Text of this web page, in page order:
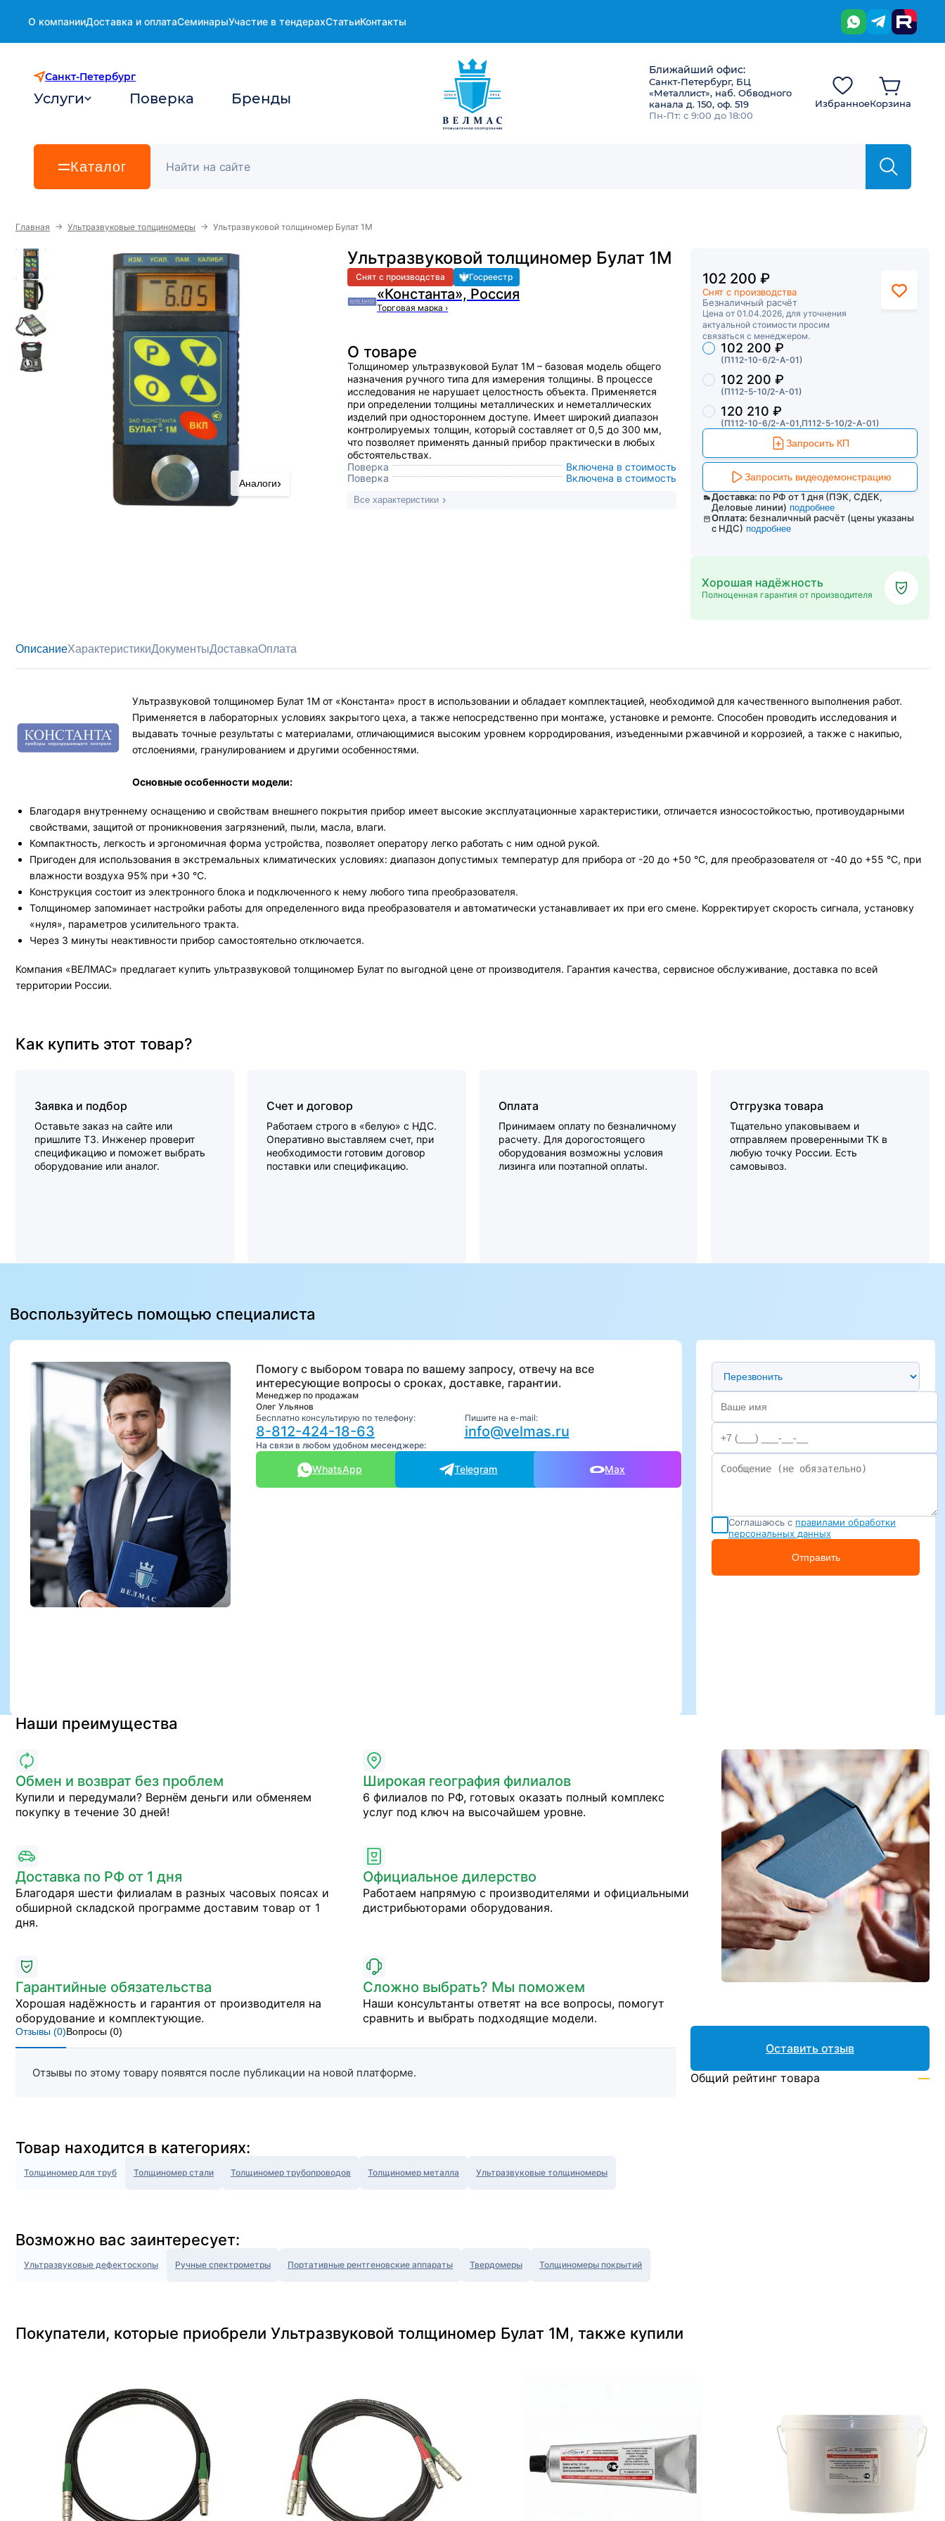
О компанииДоставка и оплатаСеминарыУчастие в тендерахСтатьиКонтакты
Санкт-Петербург
Услуги Поверка Бренды
Ближайший офис:
Санкт-Петербург, БЦ
«Металлист», наб. Обводного
канала д. 150, оф. 519
Пн-Пт: с 9:00 до 18:00
ИзбранноеКорзина
Каталог
Главная → Ультразвуковые толщиномеры → Ультразвуковой толщиномер Булат 1М
Ультразвуковой толщиномер Булат 1М
Снят с производства Госреестр
«Константа», Россия
Торговая марка ›
Аналоги›
О товаре
Толщиномер ультразвуковой Булат 1М – базовая модель общего
назначения ручного типа для измерения толщины. В процессе
исследования не нарушает целостность объекта. Применяется
при определении толщины металлических и неметаллических
изделий при одностороннем доступе. Имеет широкий диапазон
контролируемых толщин, который составляет от 0,5 до 300 мм,
что позволяет применять данный прибор практически в любых
обстоятельствах.
Поверка
Включена в стоимость
Поверка
Включена в стоимость
Все характеристики
102 200 ₽
Снят с производства
Безналичный расчёт
Цена от 01.04.2026, для уточнения
актуальной стоимости просим
связаться с менеджером.
Торговые предложения
(П112-10-6/2-А-01)
102 200 ₽
(П112-5-10/2-А-01)
102 200 ₽
(П112-10-6/2-А-01,П112-5-10/2-А-01)
120 210 ₽
Запросить КП
Запросить видеодемонстрацию
Доставка: по РФ от 1 дня (ПЭК, СДЕК,
Деловые линии) подробнее
Оплата: безналичный расчёт (цены указаны
с НДС) подробнее
Хорошая надёжность
Полноценная гарантия от производителя
ОписаниеХарактеристикиДокументыДоставкаОплата
Ультразвуковой толщиномер Булат 1М от «Константа» прост в использовании и обладает комплектацией, необходимой для качественного выполнения работ.
Применяется в лабораторных условиях закрытого цеха, а также непосредственно при монтаже, установке и ремонте. Способен проводить исследования и
выдавать точные результаты с материалами, отличающимися высоким уровнем корродирования, изъеденными ржавчиной и коррозией, а также с накипью,
отслоениями, гранулированием и другими особенностями.
Основные особенности модели:
Благодаря внутреннему оснащению и свойствам внешнего покрытия прибор имеет высокие эксплуатационные характеристики, отличается износостойкостью, противоударными
свойствами, защитой от проникновения загрязнений, пыли, масла, влаги.
Компактность, легкость и эргономичная форма устройства, позволяет оператору легко работать с ним одной рукой.
Пригоден для использования в экстремальных климатических условиях: диапазон допустимых температур для прибора от -20 до +50 °С, для преобразователя от -40 до +55 °С, при
влажности воздуха 95% при +30 °С.
Конструкция состоит из электронного блока и подключенного к нему любого типа преобразователя.
Толщиномер запоминает настройки работы для определенного вида преобразователя и автоматически устанавливает их при его смене. Корректирует скорость сигнала, установку
«нуля», параметров усилительного тракта.
Через 3 минуты неактивности прибор самостоятельно отключается.
Компания «ВЕЛМАС» предлагает купить ультразвуковой толщиномер Булат по выгодной цене от производителя. Гарантия качества, сервисное обслуживание, доставка по всей
территории России.
Как купить этот товар?
Заявка и подбор
Оставьте заказ на сайте или
пришлите ТЗ. Инженер проверит
спецификацию и поможет выбрать
оборудование или аналог.
Счет и договор
Работаем строго в «белую» с НДС.
Оперативно выставляем счет, при
необходимости готовим договор
поставки или спецификацию.
Оплата
Принимаем оплату по безналичному
расчету. Для дорогостоящего
оборудования возможны условия
лизинга или поэтапной оплаты.
Отгрузка товара
Тщательно упаковываем и
отправляем проверенными ТК в
любую точку России. Есть
самовывоз.
Воспользуйтесь помощью специалиста
Помогу с выбором товара по вашему запросу, отвечу на все
интересующие вопросы о сроках, доставке, гарантии.
Менеджер по продажам
Олег Ульянов
Бесплатно консультирую по телефону:
8-812-424-18-63
Пишите на e-mail:
info@velmas.ru
На связи в любом удобном месенджере:
WhatsApp Telegram Max
Предпочтительный способ связи
Соглашаюсь с правилами обработки
персональных данных
Отправить
Наши преимущества
Обмен и возврат без проблем
Купили и передумали? Вернём деньги или обменяем
покупку в течение 30 дней!
Широкая география филиалов
6 филиалов по РФ, готовых оказать полный комплекс
услуг под ключ на высочайшем уровне.
Доставка по РФ от 1 дня
Благодаря шести филиалам в разных часовых поясах и
обширной складской программе доставим товар от 1
дня.
Официальное дилерство
Работаем напрямую с производителями и официальными
дистрибьюторами оборудования.
Гарантийные обязательства
Хорошая надёжность и гарантия от производителя на
оборудование и комплектующие.
Сложно выбрать? Мы поможем
Наши консультанты ответят на все вопросы, помогут
сравнить и выбрать подходящие модели.
Отзывы (0)Вопросы (0)
Отзывы по этому товару появятся после публикации на новой платформе.
Оставить отзыв
Общий рейтинг товара —
Товар находится в категориях:
Толщиномер для труб Толщиномер стали Толщиномер трубопроводов Толщиномер металла Ультразвуковые толщиномеры
Возможно вас заинтересует:
Ультразвуковые дефектоскопы Ручные спектрометры Портативные рентгеновские аппараты Твердомеры Толщиномеры покрытий
Покупатели, которые приобрели Ультразвуковой толщиномер Булат 1М, также купили